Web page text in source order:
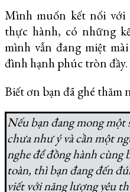
Mình muốn kết nối với
thực hành, có những
mình vẫn đang miệt
đình hạnh phúc tròn đầy.
Biết ơn bạn đã ghé
Nếu bạn đang mong một
chưa như ý và cần một
nghe để đồng hành cùng
toàn, thì bạn đang đến
viết với năng lượng yêu